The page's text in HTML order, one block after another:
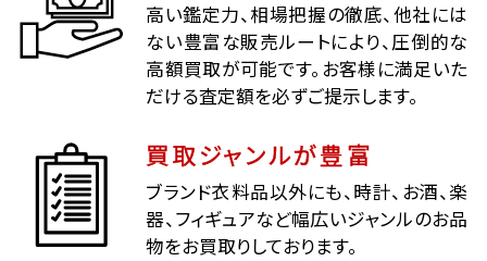
高い鑑定力、相場把握の徹底、他社には
ない豊富な販売ルートにより、圧倒的な
高額買取が可能です。お客様に満足いた
だける査定額を必ずご提示します。
買取ジャンルが豊富
ブランド衣料品以外にも、時計、お酒、楽
器、フィギュアなど幅広いジャンルのお品
物をお買取りしております。